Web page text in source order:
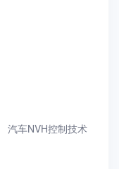
汽车NVH控制技术